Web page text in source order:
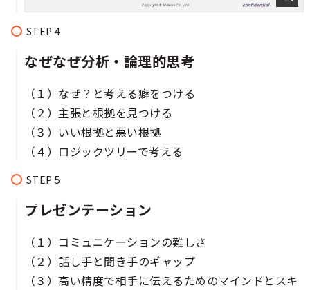
なぜなぜ分析・論理的思考
（１）なぜ？と考える癖をつける
（２）主張と根拠を見つける
（３）いい根拠と悪い根拠
（４）ロジックツリーで考える
プレゼンテーション
（１）コミュニケーションの難しさ
（２）話し手と聞き手のギャップ
（３）高い精度で相手に伝えるためのマインドとスキ